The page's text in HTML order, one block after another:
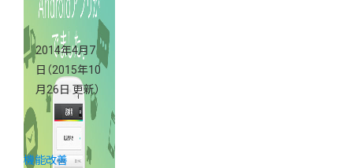
2014年4月7
日 （2015年10
月26日 更新）
機能改善